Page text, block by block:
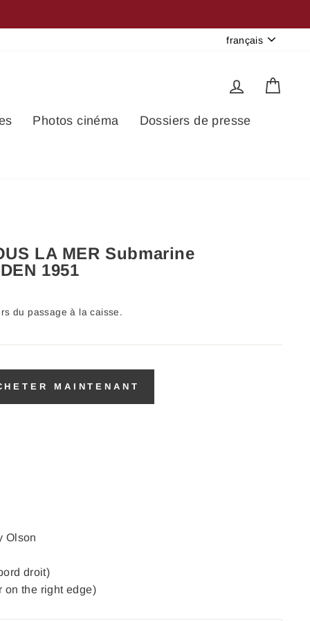
!
Langue
français
Se
Photos cinéma Dossiers de presse
LA MER Submarine
1951
du passage à la caisse.
MAINTENANT
Olson
droit)
on the right edge)